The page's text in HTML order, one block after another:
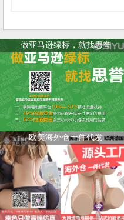
做亚马逊绿标，就找思誉
欧美海外仓一件代发